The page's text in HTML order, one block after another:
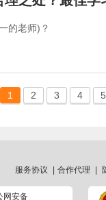
的老师)？
1 2 3 4 5
服务协议 合作代理
网安备